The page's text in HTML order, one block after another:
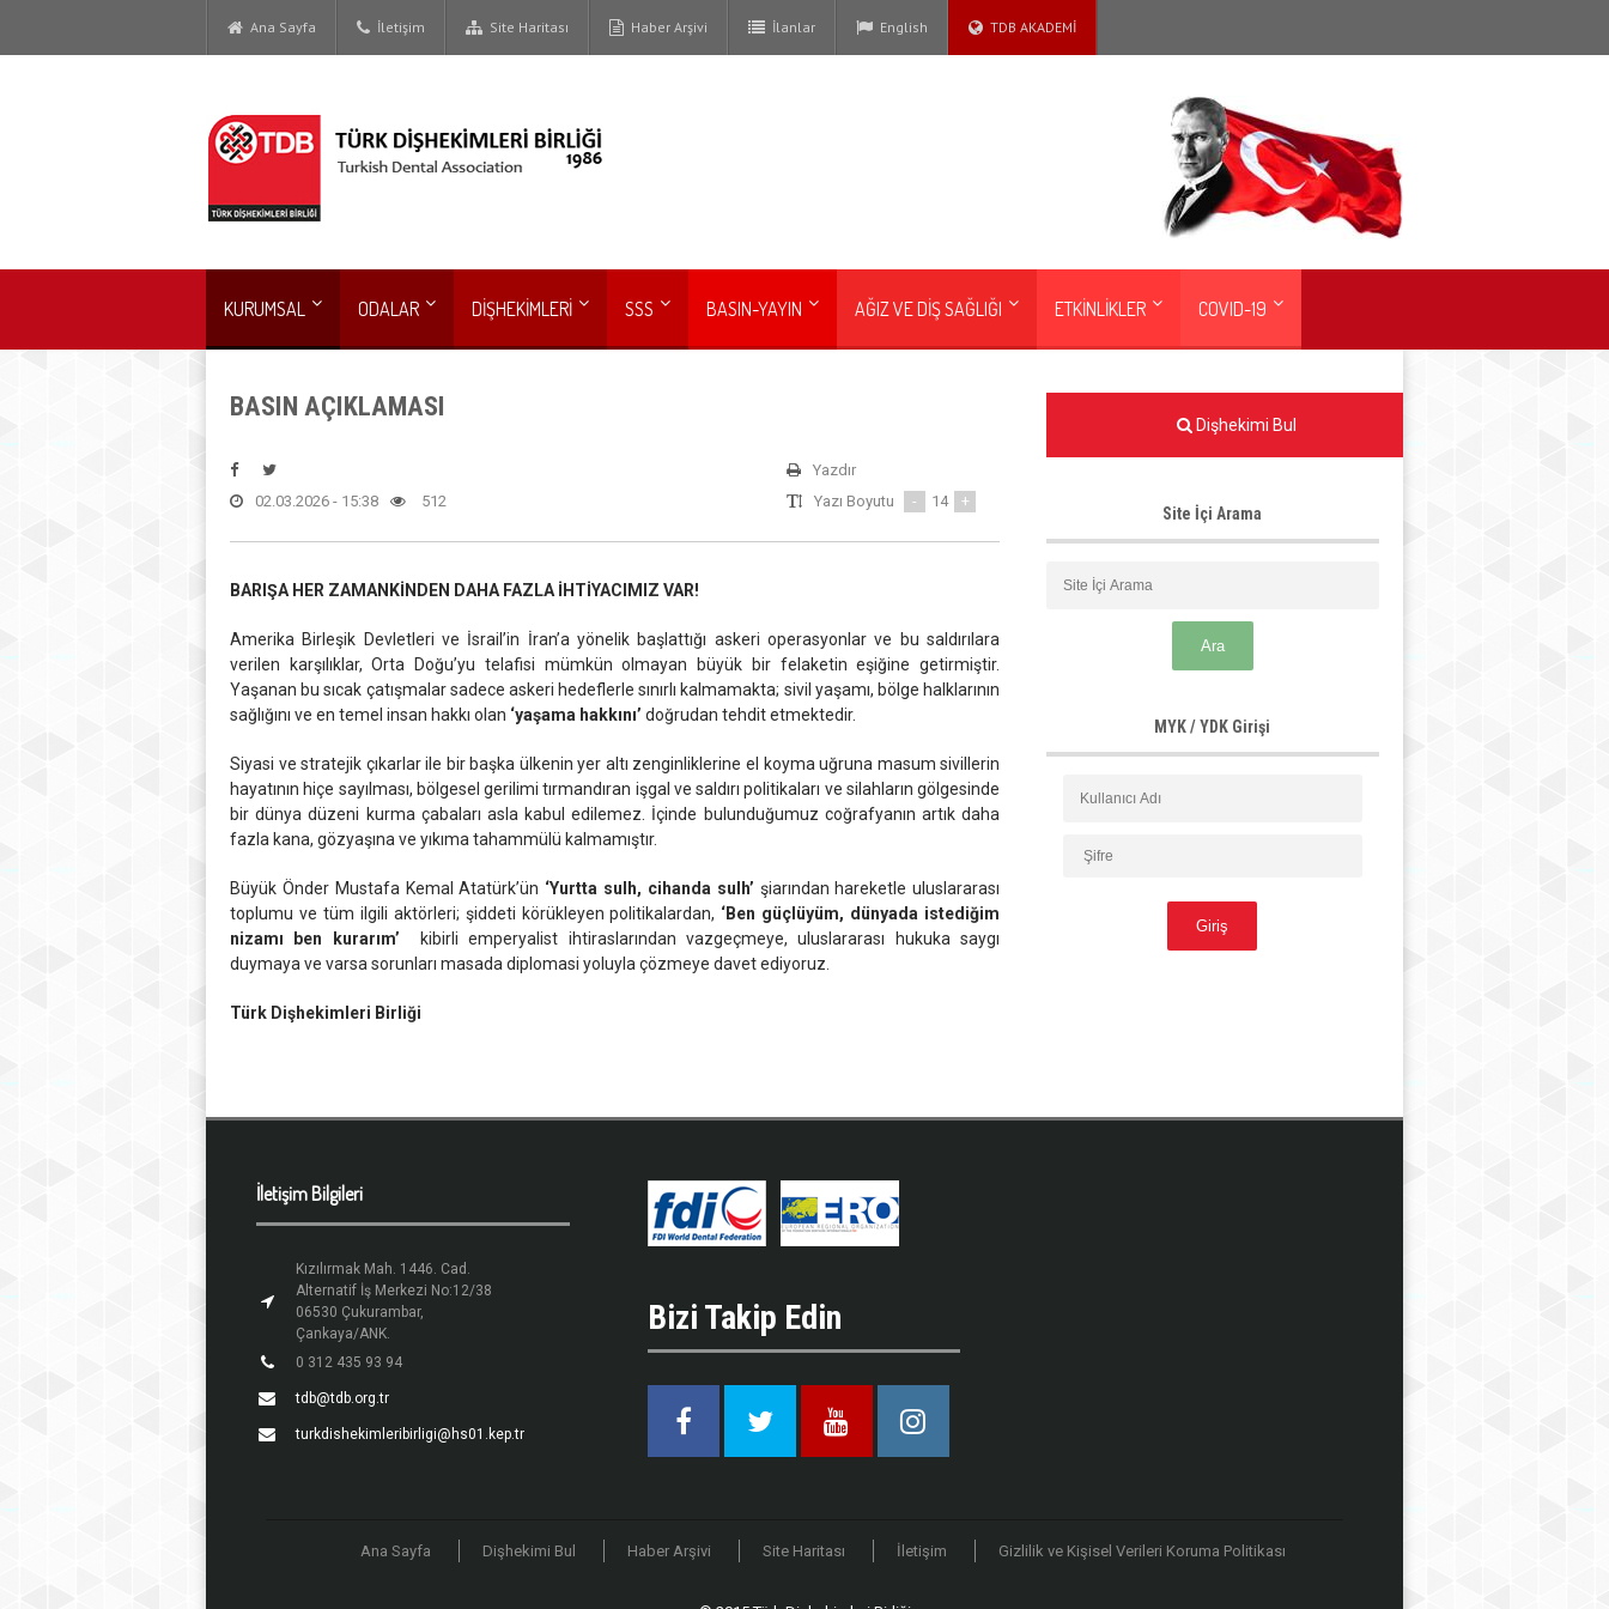
Ana Sayfa İletişim Site Haritası Haber Arşivi İlanlar English TDB AKADEMİ
KURUMSAL ODALAR DİŞHEKİMLERİ SSS BASIN-YAYIN AĞIZ VE DİŞ SAĞLIĞI ETKİNLİKLER COVID-19
BASIN AÇIKLAMASI
Yazdır
Yazı Boyutu
- 14 +
02.03.2026 - 15:38 512
BARIŞA HER ZAMANKİNDEN DAHA FAZLA İHTİYACIMIZ VAR!
Amerika Birleşik Devletleri ve İsrail’in İran’a yönelik başlattığı askeri operasyonlar ve bu saldırılara
verilen karşılıklar, Orta Doğu’yu telafisi mümkün olmayan büyük bir felaketin eşiğine getirmiştir.
Yaşanan bu sıcak çatışmalar sadece askeri hedeflerle sınırlı kalmamakta; sivil yaşamı, bölge halklarının
sağlığını ve en temel insan hakkı olan ‘yaşama hakkını’ doğrudan tehdit etmektedir.
Siyasi ve stratejik çıkarlar ile bir başka ülkenin yer altı zenginliklerine el koyma uğruna masum sivillerin
hayatının hiçe sayılması, bölgesel gerilimi tırmandıran işgal ve saldırı politikaları ve silahların gölgesinde
bir dünya düzeni kurma çabaları asla kabul edilemez. İçinde bulunduğumuz coğrafyanın artık daha
fazla kana, gözyaşına ve yıkıma tahammülü kalmamıştır.
Büyük Önder Mustafa Kemal Atatürk’ün ‘Yurtta sulh, cihanda sulh’ şiarından hareketle uluslararası
toplumu ve tüm ilgili aktörleri; şiddeti körükleyen politikalardan, ‘Ben güçlüyüm, dünyada istediğim
nizamı ben kurarım’ kibirli emperyalist ihtiraslarından vazgeçmeye, uluslararası hukuka saygı
duymaya ve varsa sorunları masada diplomasi yoluyla çözmeye davet ediyoruz.
Türk Dişhekimleri Birliği
Dişhekimi Bul
Site İçi Arama
MYK / YDK Girişi
İletişim Bilgileri
Kızılırmak Mah. 1446. Cad.
Alternatif İş Merkezi No:12/38
06530 Çukurambar,
Çankaya/ANK.
0 312 435 93 94
tdb@tdb.org.tr
turkdishekimleribirligi@hs01.kep.tr
Bizi Takip Edin
Facebook Twitter Youtube Instagram
Ana Sayfa Dişhekimi Bul Haber Arşivi Site Haritası İletişim Gizlilik ve Kişisel Verileri Koruma Politikası